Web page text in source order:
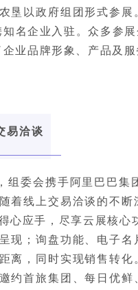
垦以政府组团形式参
知名企业入驻。众多参
业品牌形象、产品及
易洽谈
组委会携手阿里巴巴集
着线上交易洽谈的不
心应手，尽享云展核
现；询盘功能、电子
离，同时实现销售转
约首旅集团、每日优